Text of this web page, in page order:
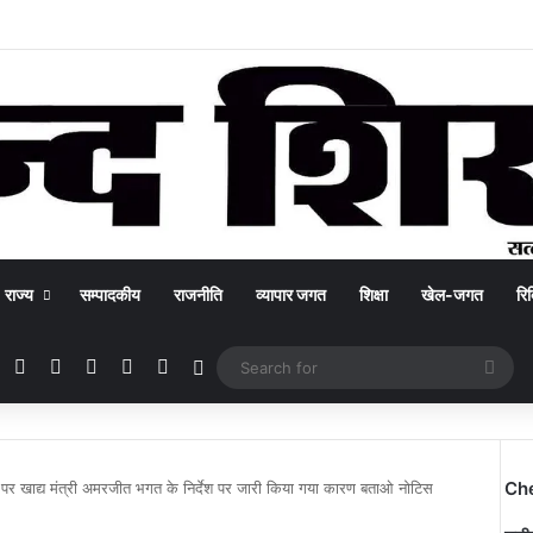
राज्य सम्पादकीय राजनीति व्यापार जगत शिक्षा खेल-जगत
Facebook YouTubeInstagramWhatsApp
Switch skin
for
खाद्य मंत्री अमरजीत भगत के निर्देश पर जारी किया गया कारण बताओ नोटिस